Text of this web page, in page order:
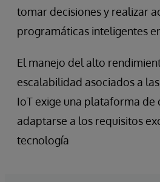
tomar decisiones y realizar
programáticas inteligentes
El manejo del alto
escalabilidad asociados a
IoT exige una plataforma de
adaptarse a los requisitos
tecnología